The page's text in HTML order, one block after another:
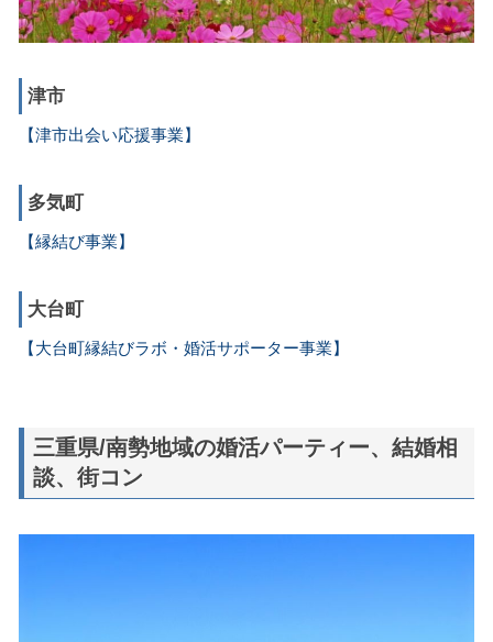
津市
【津市出会い応援事業】
多気町
【縁結び事業】
大台町
【大台町縁結びラボ・婚活サポーター事業】
三重県/南勢地域の婚活パーティー、結婚相
談、街コン